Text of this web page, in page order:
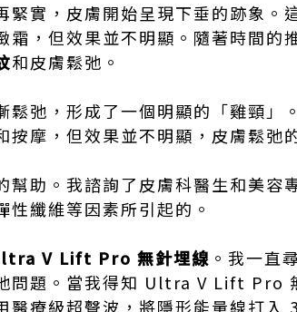
緊實，皮膚開始呈現下垂的跡象。
霜，但效果並不明顯。隨著時間的
和皮膚鬆弛。
鬆弛，形成了一個明顯的「雞頸」
按摩，但效果並不明顯，皮膚鬆弛
幫助。我諮詢了皮膚科醫生和美容
性纖維等因素所引起的。
V Lift Pro 無針埋線 。我一直
問題。當我得知 Ultra V Lift Pro
醫療級超聲波，將隱形能量線打